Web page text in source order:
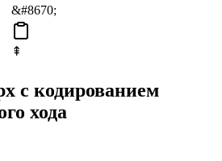
&#8670;
⇞
с кодированием
хода